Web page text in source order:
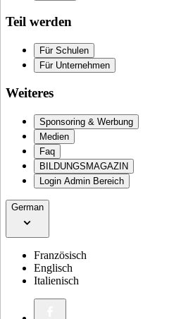
Teil werden
Für Schulen
Für Unternehmen
Weiteres
Sponsoring & Werbung
Medien
Faq
BILDUNGSMAGAZIN
Login Admin Bereich
German
Französisch
Englisch
Italienisch